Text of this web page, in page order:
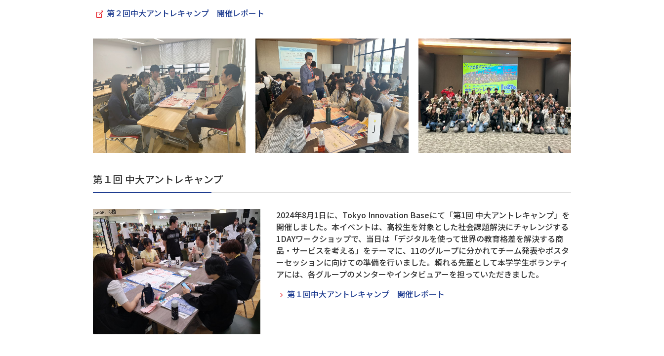
第２回中大アントレキャンプ 開催レポート
第１回 中大アントレキャンプ
2024年8月1日に、Tokyo Innovation Baseにて「第1回 中大アントレキャンプ」を
開催しました。本イベントは、高校生を対象とした社会課題解決にチャレンジする
1DAYワークショップで、当日は「デジタルを使って世界の教育格差を解決する商
品・サービスを考える」をテーマに、11のグループに分かれてチーム発表やポスタ
ーセッションに向けての準備を行いました。頼れる先輩として本学学生ボランティ
アには、各グループのメンターやインタビュアーを担っていただきました。
第１回中大アントレキャンプ 開催レポート